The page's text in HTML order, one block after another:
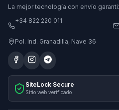
La mejor tecnología con envío
+34 822 220 011
Pol. Ind. Granadilla, Nave 36
SiteLock Secure
Sitio web verificado